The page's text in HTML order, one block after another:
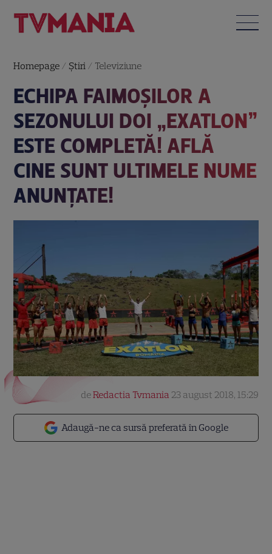
Homepage / Știri / Televiziune
ECHIPA FAIMOȘILOR A
SEZONULUI DOI „EXATLON”
ESTE COMPLETĂ! AFLĂ
CINE SUNT ULTIMELE NUME
ANUNȚATE!
Adaugă-ne ca sursă preferată în Google
deRedactia Tvmania 23 august 2018, 15:29